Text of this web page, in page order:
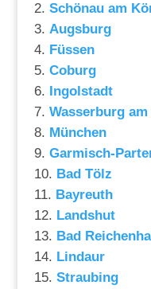
Schönau am
Augsburg
Füssen
Coburg
Ingolstadt
Wasserburg am
München
Garmisch-
Bad Tölz
Bayreuth
Landshut
Bad
Lindaur
Straubing